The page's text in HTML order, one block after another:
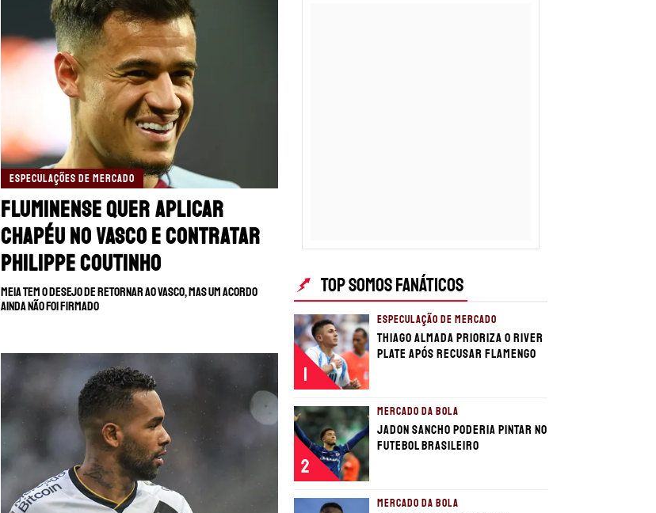
ESPECULAÇÕES DE MERCADO
Fluminense quer aplicar
chapéu no Vasco e contratar
Philippe Coutinho
Meia tem o desejo de retornar ao Vasco, mas um acordo
ainda não foi firmado
TOP SOMOS FANÁTICOS
1
ESPECULAÇÃO DE MERCADO
Thiago Almada prioriza o River
Plate após recusar Flamengo
2
MERCADO DA BOLA
Jadon Sancho poderia pintar no
futebol brasileiro
MERCADO DA BOLA